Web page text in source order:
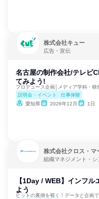
株式会社キュー
広告・宣伝
名古屋の制作会社/テレビ
てみよう!
プロデュース企画│メディア学科・
説明会・イベント
仕事体験
愛知県
2026年12月 1日
株式会社クロス・マ
組織マネジメント・シ
【1Day / WEB】インフル
よう
ヒットの裏側を覗く！データと企画